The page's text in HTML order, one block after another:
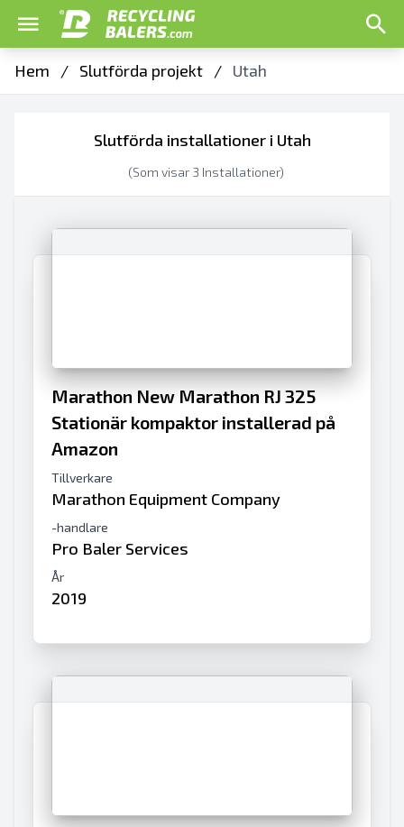
Hem / Slutförda projekt / Utah
Slutförda installationer i Utah
(Som visar 3 Installationer)
Marathon New Marathon RJ 325
Stationär kompaktor installerad på
Amazon
Tillverkare
Marathon Equipment Company
-handlare
Pro Baler Services
År
2019